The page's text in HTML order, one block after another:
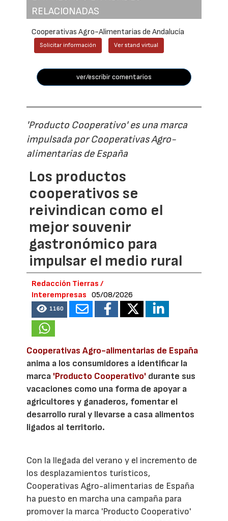
RELACIONADAS
Cooperativas Agro-Alimentarias de Andalucía
Solicitar información Ver stand virtual
ver/escribir comentarios
'Producto Cooperativo' es una marca
impulsada por Cooperativas Agro-
alimentarias de España
Los productos
cooperativos se
reivindican como el
mejor souvenir
gastronómico para
impulsar el medio rural
Redacción Tierras /
Interempresas
05/08/2026
1160
Cooperativas Agro-alimentarias de España
anima a los consumidores a identificar la
marca 'Producto Cooperativo' durante sus
vacaciones como una forma de apoyar a
agricultores y ganaderos, fomentar el
desarrollo rural y llevarse a casa alimentos
ligados al territorio.
Con la llegada del verano y el incremento de
los desplazamientos turísticos,
Cooperativas Agro-alimentarias de España
ha puesto en marcha una campaña para
promover la marca 'Producto Cooperativo'